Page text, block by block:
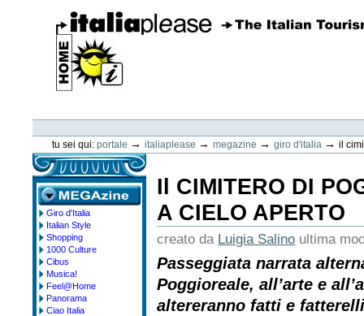
contenuti.
Spostati
navigazione
personali
tu sei qui: portale → italiaplease → megazine → giro d'italia → il
megazine
Giro d'Italia
Italian Style
Shopping
1000 Culture
Cibus
Musica!
Feel@Home
Panorama
Ciao Italia
Il CIMITERO DI
A CIELO APERTO
creato da Luigia Salino ultima
Passeggiata narrata
Poggioreale, all’arte e
altereranno fatti e